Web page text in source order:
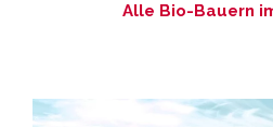
Alle Bio-Bauern